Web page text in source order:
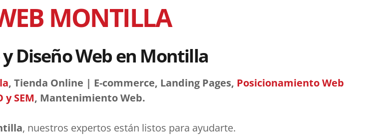
MONTILLA
Diseño Web en Montilla
, Tienda Online | E-commerce, Landing Pages, Posicionamiento Web
y SEM, Mantenimiento Web.
, nuestros expertos están listos para ayudarte.